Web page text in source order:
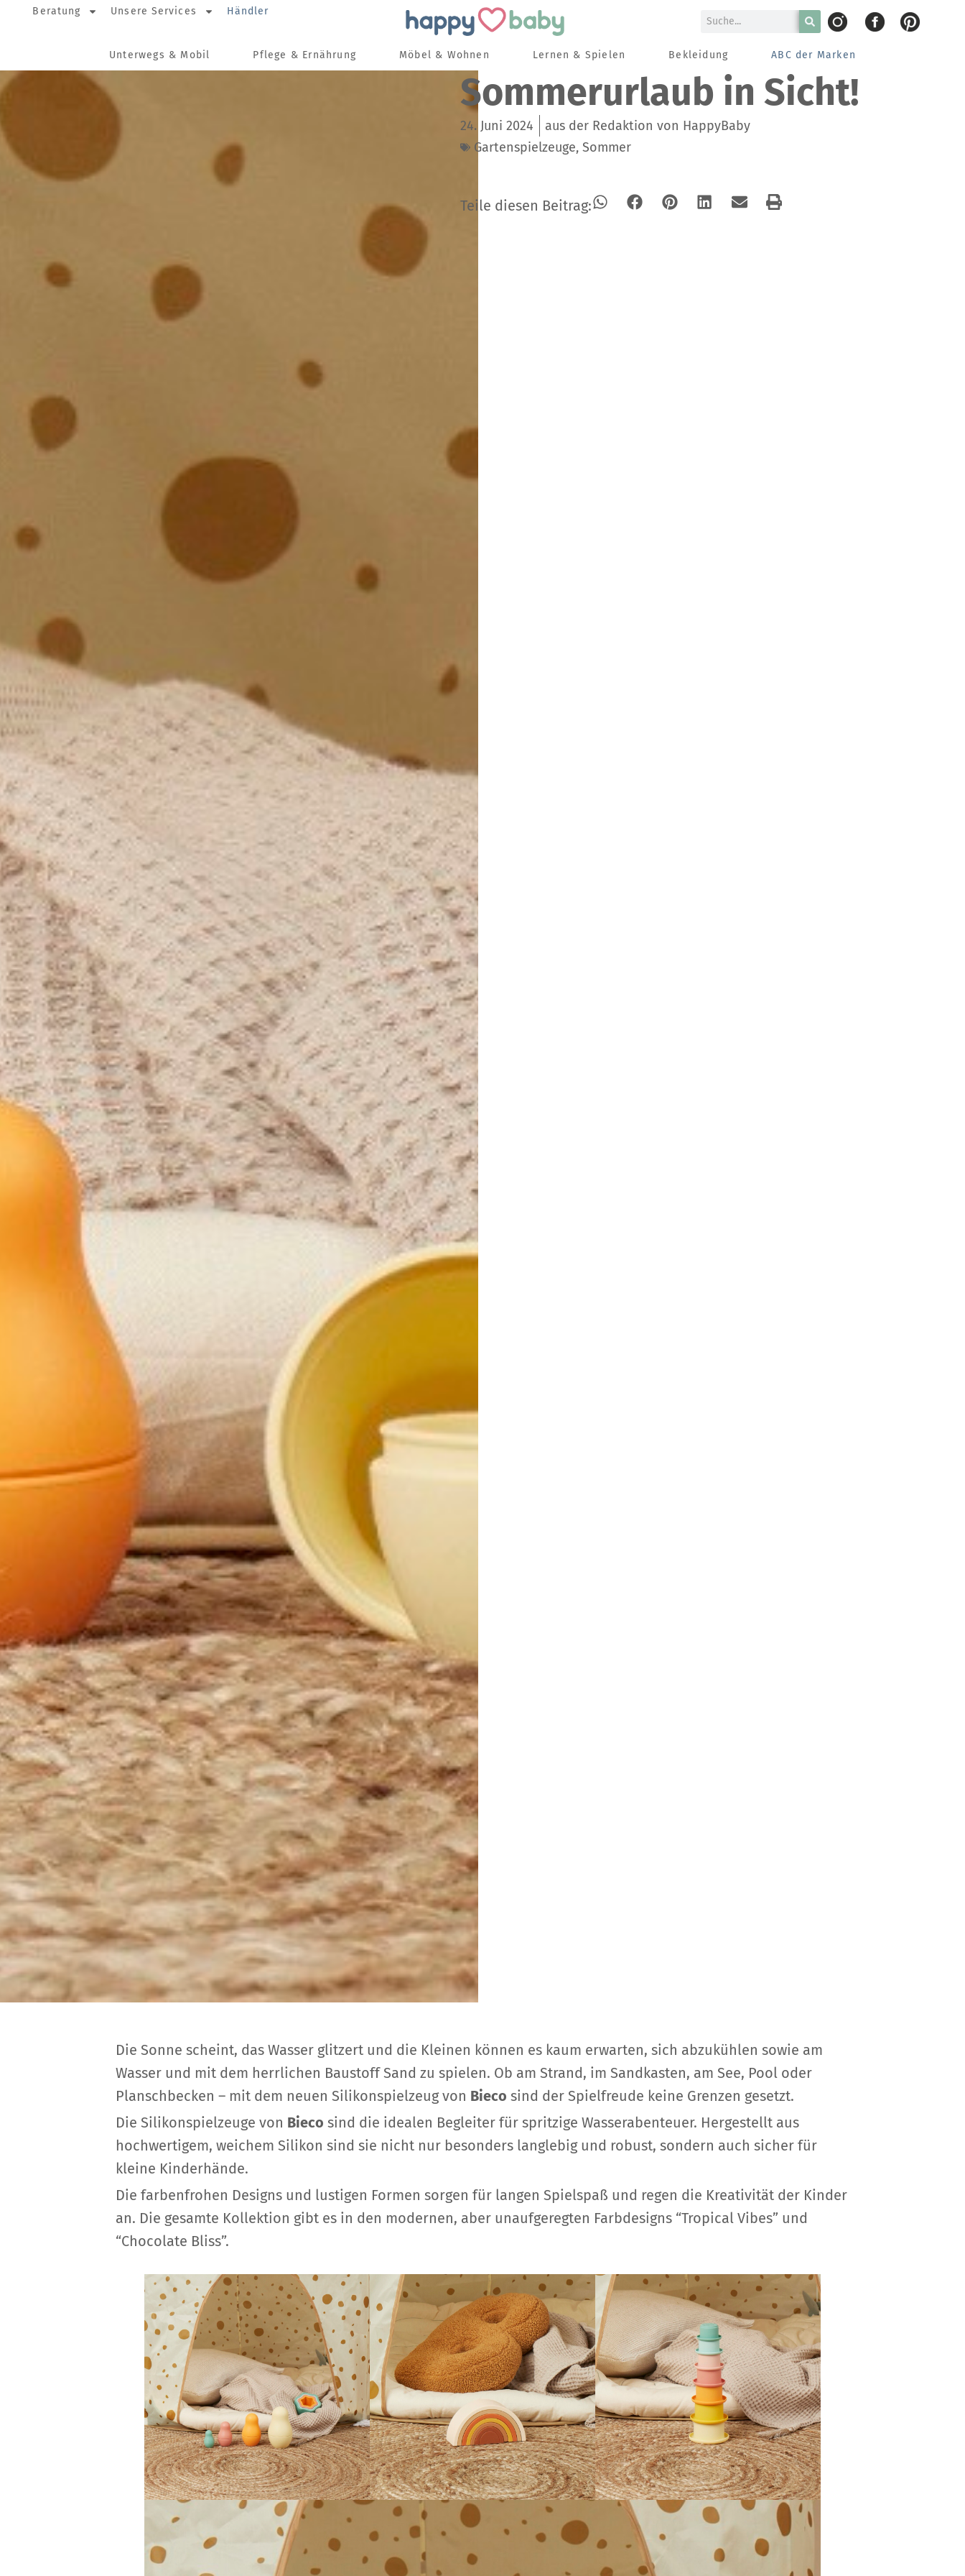
Beratung Unsere Services Händler
Unterwegs & Mobil Pflege & Ernährung Möbel & Wohnen Lernen & Spielen Bekleidung ABC der Marken
Sommerurlaub in Sicht!
24. Juni 2024
aus der Redaktion von HappyBaby
Gartenspielzeuge,Sommer
Teile diesen Beitrag:
Die Sonne scheint, das Wasser glitzert und die Kleinen können es kaum erwarten, sich abzukühlen sowie am
Wasser und mit dem herrlichen Baustoff Sand zu spielen. Ob am Strand, im Sandkasten, am See, Pool oder
Planschbecken – mit dem neuen Silikonspielzeug von Bieco sind der Spielfreude keine Grenzen gesetzt.
Die Silikonspielzeuge von Bieco sind die idealen Begleiter für spritzige Wasserabenteuer. Hergestellt aus
hochwertigem, weichem Silikon sind sie nicht nur besonders langlebig und robust, sondern auch sicher für
kleine Kinderhände.
Die farbenfrohen Designs und lustigen Formen sorgen für langen Spielspaß und regen die Kreativität der Kinder
an. Die gesamte Kollektion gibt es in den modernen, aber unaufgeregten Farbdesigns “Tropical Vibes” und
“Chocolate Bliss”.